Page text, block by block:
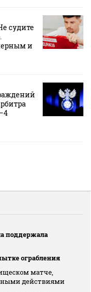
судите
и
поддержала
ограбления
матче,
действиями